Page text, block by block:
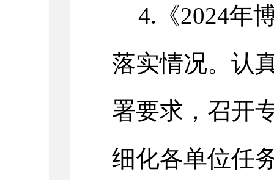
4.《2024年
落实情况。 认
署要求， 召开
细化各单位任